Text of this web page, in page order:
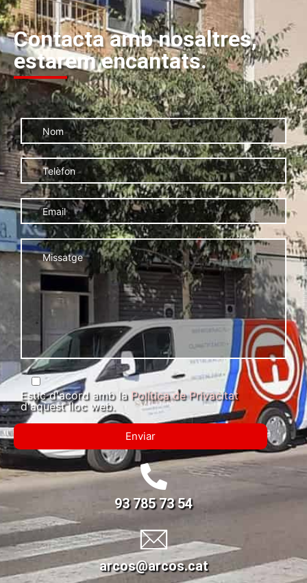
Contacta amb nosaltres,
estarem encantats.
Por favor, deja este campo
Estic d'acord amb la Política de Privacitat
d'aquest lloc web.
93 785 73 54
arcos@arcos.cat